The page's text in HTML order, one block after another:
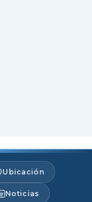
Ubicación
Noticias